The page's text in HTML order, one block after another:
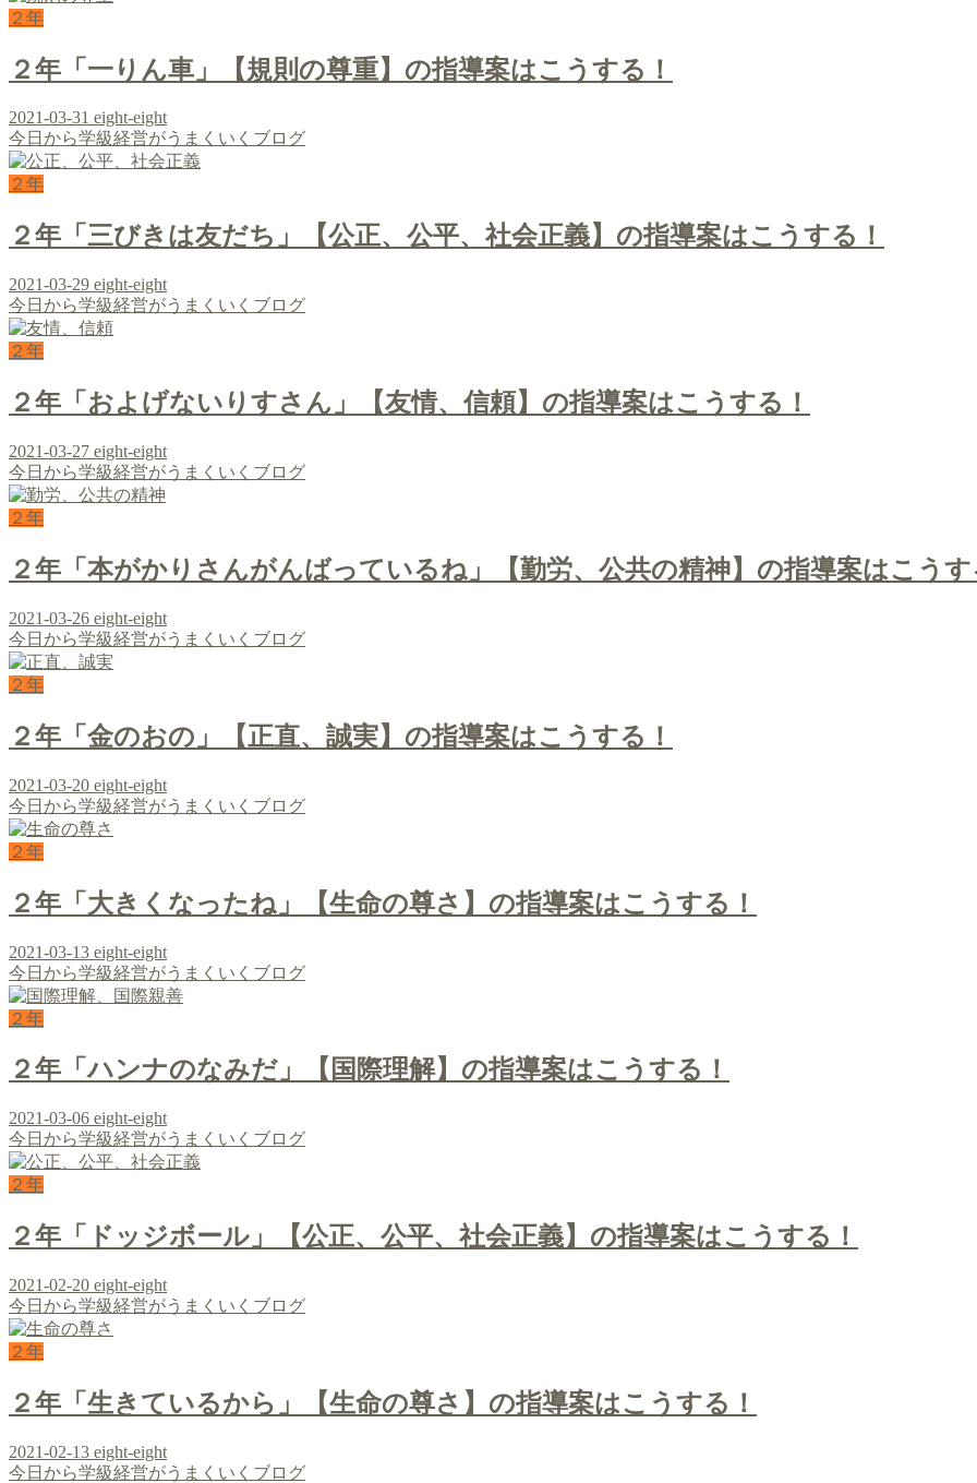
２年
２年「一りん車」【規則の尊重】の指導案はこうする！
2021-03-31 eight-eight
今日から学級経営がうまくいくブログ
２年
２年「三びきは友だち」【公正、公平、社会正義】の指導案はこうする！
2021-03-29 eight-eight
今日から学級経営がうまくいくブログ
２年
２年「およげないりすさん」【友情、信頼】の指導案はこうする！
2021-03-27 eight-eight
今日から学級経営がうまくいくブログ
２年
２年「本がかりさんがんばっているね」【勤労、公共の精神】の指導案はこう
2021-03-26 eight-eight
今日から学級経営がうまくいくブログ
２年
２年「金のおの」【正直、誠実】の指導案はこうする！
2021-03-20 eight-eight
今日から学級経営がうまくいくブログ
２年
２年「大きくなったね」【生命の尊さ】の指導案はこうする！
2021-03-13 eight-eight
今日から学級経営がうまくいくブログ
２年
２年「ハンナのなみだ」【国際理解】の指導案はこうする！
2021-03-06 eight-eight
今日から学級経営がうまくいくブログ
２年
２年「ドッジボール」【公正、公平、社会正義】の指導案はこうする！
2021-02-20 eight-eight
今日から学級経営がうまくいくブログ
２年
２年「生きているから」【生命の尊さ】の指導案はこうする！
2021-02-13 eight-eight
今日から学級経営がうまくいくブログ